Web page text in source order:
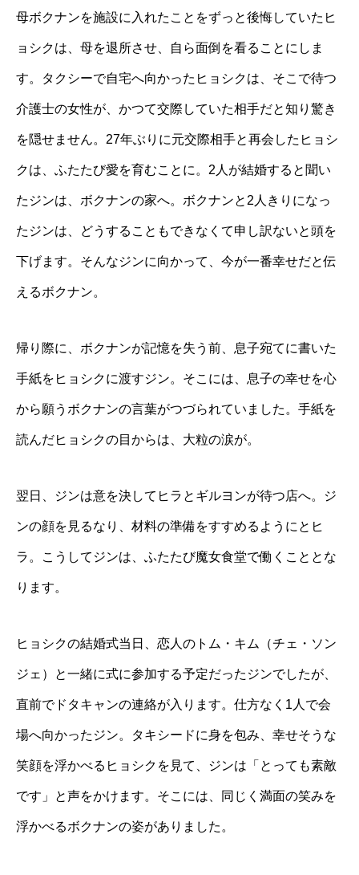
母ボクナンを施設に入れたことをずっと後悔していたヒ
ョシクは、母を退所させ、自ら面倒を看ることにしま
す。タクシーで自宅へ向かったヒョシクは、そこで待つ
介護士の女性が、かつて交際していた相手だと知り驚き
を隠せません。27年ぶりに元交際相手と再会したヒョシ
クは、ふたたび愛を育むことに。2人が結婚すると聞い
たジンは、ボクナンの家へ。ボクナンと2人きりになっ
たジンは、どうすることもできなくて申し訳ないと頭を
下げます。そんなジンに向かって、今が一番幸せだと伝
えるボクナン。
帰り際に、ボクナンが記憶を失う前、息子宛てに書いた
手紙をヒョシクに渡すジン。そこには、息子の幸せを心
から願うボクナンの言葉がつづられていました。手紙を
読んだヒョシクの目からは、大粒の涙が。
翌日、ジンは意を決してヒラとギルヨンが待つ店へ。ジ
ンの顔を見るなり、材料の準備をすすめるようにとヒ
ラ。こうしてジンは、ふたたび魔女食堂で働くこととな
ります。
ヒョシクの結婚式当日、恋人のトム・キム（チェ・ソン
ジェ）と一緒に式に参加する予定だったジンでしたが、
直前でドタキャンの連絡が入ります。仕方なく1人で会
場へ向かったジン。タキシードに身を包み、幸せそうな
笑顔を浮かべるヒョシクを見て、ジンは「とっても素敵
です」と声をかけます。そこには、同じく満面の笑みを
浮かべるボクナンの姿がありました。